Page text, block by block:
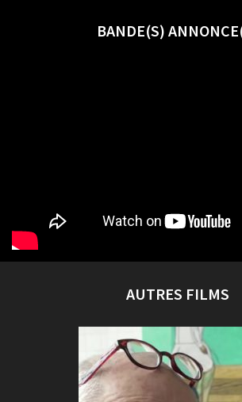
BANDE(S)
AUTRES FILMS